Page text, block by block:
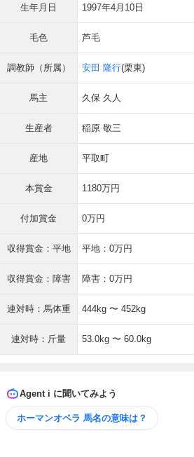
生年月日 1997年4月10日
毛色 芦毛
調教師（所属） 安田 隆行(栗東)
馬主 久保 久人
生産者 稲原 敬三
産地 平取町
本賞金 1180万円
付加賞金 0万円
収得賞金：平地 平地：0万円
収得賞金：障害 障害：0万円
連対時：馬体重 444kg 〜 452kg
連対時：斤量 53.0kg 〜 60.0kg
Agent i に聞いてみよう
ホーマンオペラ 馬名の意味は？